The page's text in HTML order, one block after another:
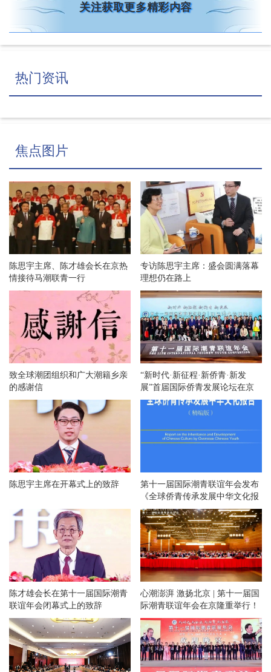
关注获取更多精彩内容
热门资讯
焦点图片
陈思宇主席、陈才雄会长在京热
情接待马潮联青一行
专访陈思宇主席：盛会圆满落幕
理想仍在路上
致全球潮团组织和广大潮籍乡亲
的感谢信
“新时代·新征程·新侨青·新发
展”首届国际侨青发展论坛在京
举办
陈思宇主席在开幕式上的致辞
第十一届国际潮青联谊年会发布
《全球侨青传承发展中华文化报
告》
陈才雄会长在第十一届国际潮青
联谊年会闭幕式上的致辞
心潮澎湃 激扬北京 | 第十一届国
际潮青联谊年会在京隆重举行！